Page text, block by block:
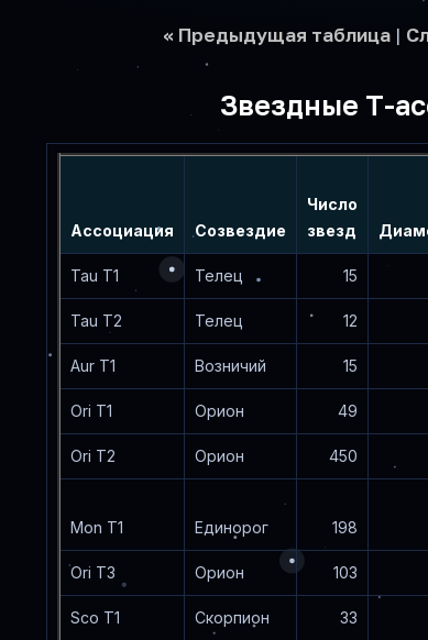
<< Предыдущая таблица |
Звездные Т-
Ассоциация Созвездие
Число
звезд
Tau T1 Телец 15
Tau T2 Телец 12
Aur T1 Возничий 15
Ori T1 Орион 49
Ori T2 Орион 450
Mon T1 Единорог 198
Ori T3 Орион 103
Sco T1 Скорпион 33